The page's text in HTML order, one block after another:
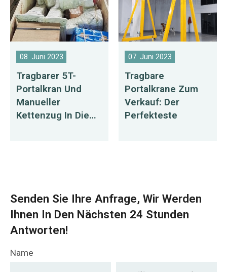
08. Juni 2023
Tragbarer 5T-
Portalkran Und
Manueller
Kettenzug In Die
07. Juni 2023
Tragbare
Portalkrane Zum
Verkauf: Der
Perfekteste
Senden Sie Ihre Anfrage, Wir Werden
Ihnen In Den Nächsten 24 Stunden
Antworten!
Name